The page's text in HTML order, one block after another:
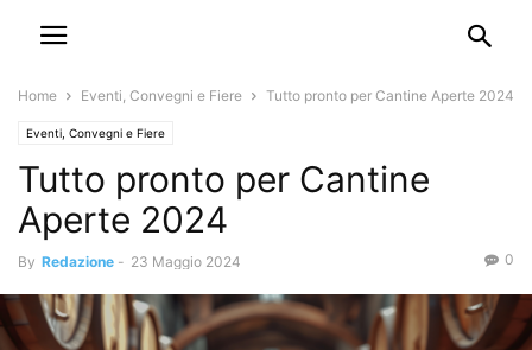
Home Eventi, Convegni e Fiere Tutto pronto per Cantine Aperte 2024
Eventi, Convegni e Fiere
Tutto pronto per Cantine
Aperte 2024
By Redazione - 23 Maggio 2024 0